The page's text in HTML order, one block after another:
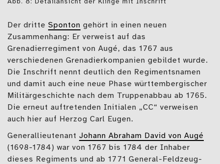
Abb. 8: Detailansicht der Klinge mit Inschrift
Der dritte Sponton gehört in einen neuen
Zusammenhang: Er verweist auf das
Grenadierregiment von Augé, das 1767 aus
verschiedenen Grenadierkompanien gebildet wurde.
Die Inschrift nennt deutlich den Regimentsnamen
und damit auch eine neue Phase württembergischer
Militärgeschichte nach dem Truppenabbau ab 1765.
Die erneut auftretenden Initialen „CC“ verweisen
auch hier auf Herzog Carl Eugen.
Generallieutenant Johann Abraham David von Augé
(1698-1784) war von 1767 bis 1784 der Inhaber
dieses Regiments und ab 1771 General-Feldzeug-